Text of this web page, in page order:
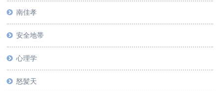
南佳孝
安全地帯
心理学
怒髪天